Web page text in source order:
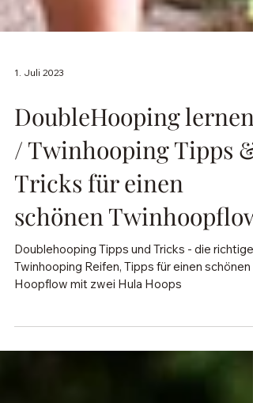
1. Juli 2023
DoubleHooping lernen
/ Twinhooping Tipps &
Tricks für einen
schönen Twinhoopflow
Hoopflow mit zwei Hula Hoops